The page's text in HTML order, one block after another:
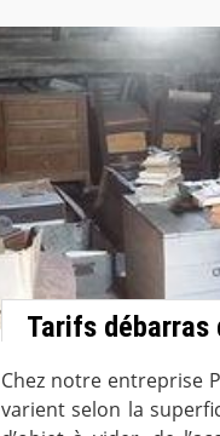
Tarifs débarras
Chez notre entreprise
varient selon la